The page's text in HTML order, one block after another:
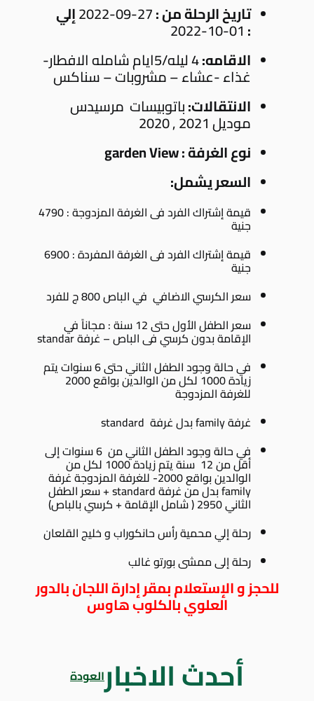
تاريخ الرحلة من :
إلي
:
الاقامه:
4 ليله/5ايام شامله الافطار-
غذاء -عشاء – مشروبات – سناكس
الانتقالات:باتوبيسات مرسيدس
موديل 2021 , 2020
نوع الغرفة :garden View
السعر يشمل:
قيمة إشتراك الفرد فى الغرفة المزدوجة : 4790
جنية
قيمة إشتراك الفرد فى الغرفة المفردة : 6900
جنية
سعر الكرسي الاضافي في الباص 800 ج للفرد
سعر الطفل الأول حتى 12 سنة : مجاناً في
الإقامة بدون كرسي فى الباص – غرفة standar
في حالة وجود الطفل الثاني حتى 6 سنوات يتم
زيادة 1000 لكل من الوالدين بواقع 2000
للغرفة المزدوجة
غرفة family بدل غرفة standard
في حالة وجود الطفل الثاني من 6 سنوات إلى
أقل من 12 سنة يتم زيادة 1000 لكل من
الوالدين بواقع 2000- للغرفة المزدوجة غرفة
family بدل من غرفة standard + سعر الطفل
الثاني 2950 ( شامل الإقامة + كرسي بالباص)
رحلة إلي محمية رأس حانكوراب و خليج القلعان
رحلة إلى ممشى بورتو غالب
للحجز و الإستعلام بمقر إدارة اللجان بالدور
العلوي بالكلوب هاوس
أحدث الاخبارالعودة